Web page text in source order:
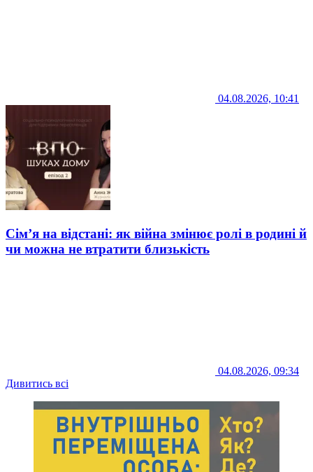
04.08.2026, 10:41
Сім’я на відстані: як війна змінює ролі в родині й
чи можна не втратити близькість
04.08.2026, 09:34
Дивитись всі